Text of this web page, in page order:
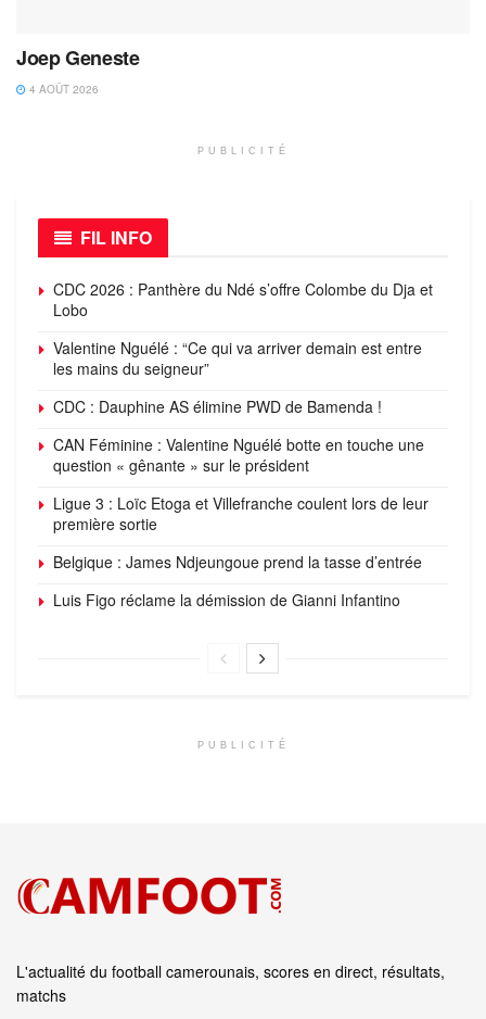
Joep Geneste
4 AOÛT 2026
PUBLICITÉ
FIL INFO
CDC 2026 : Panthère du Ndé s’offre Colombe du Dja et
Lobo
Valentine Nguélé : “Ce qui va arriver demain est entre
les mains du seigneur”
CDC : Dauphine AS élimine PWD de Bamenda !
CAN Féminine : Valentine Nguélé botte en touche une
question « gênante » sur le président
Ligue 3 : Loïc Etoga et Villefranche coulent lors de leur
première sortie
Belgique : James Ndjeungoue prend la tasse d’entrée
Luis Figo réclame la démission de Gianni Infantino
PUBLICITÉ
L'actualité du football camerounais, scores en direct, résultats,
matchs